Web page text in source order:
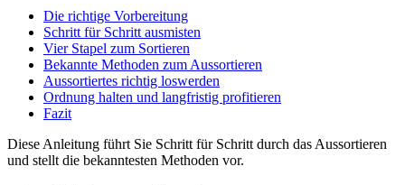
Die richtige Vorbereitung
Schritt für Schritt ausmisten
Vier Stapel zum Sortieren
Bekannte Methoden zum Aussortieren
Aussortiertes richtig loswerden
Ordnung halten und langfristig profitieren
Fazit
Diese Anleitung führt Sie Schritt für Schritt durch das Aussortieren
und stellt die bekanntesten Methoden vor.